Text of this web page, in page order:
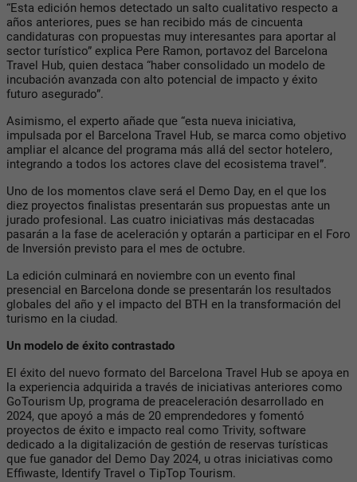
“Esta edición hemos detectado un salto cualitativo respecto a
años anteriores, pues se han recibido más de cincuenta
candidaturas con propuestas muy interesantes para aportar al
sector turístico” explica Pere Ramon, portavoz del Barcelona
Travel Hub, quien destaca “haber consolidado un modelo de
incubación avanzada con alto potencial de impacto y éxito
futuro asegurado”.
Asimismo, el experto añade que “esta nueva iniciativa,
impulsada por el Barcelona Travel Hub, se marca como objetivo
ampliar el alcance del programa más allá del sector hotelero,
integrando a todos los actores clave del ecosistema travel”.
Uno de los momentos clave será el Demo Day, en el que los
diez proyectos finalistas presentarán sus propuestas ante un
jurado profesional. Las cuatro iniciativas más destacadas
pasarán a la fase de aceleración y optarán a participar en el Foro
de Inversión previsto para el mes de octubre.
La edición culminará en noviembre con un evento final
presencial en Barcelona donde se presentarán los resultados
globales del año y el impacto del BTH en la transformación del
turismo en la ciudad.
Un modelo de éxito contrastado
El éxito del nuevo formato del Barcelona Travel Hub se apoya en
la experiencia adquirida a través de iniciativas anteriores como
GoTourism Up, programa de preaceleración desarrollado en
2024, que apoyó a más de 20 emprendedores y fomentó
proyectos de éxito e impacto real como Trivity, software
dedicado a la digitalización de gestión de reservas turísticas
que fue ganador del Demo Day 2024, u otras iniciativas como
Effiwaste, Identify Travel o TipTop Tourism.